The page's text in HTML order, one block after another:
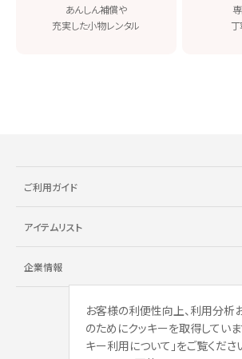
あんしん補償や
充実した小物レンタル
丁
ご利用ガイド
アイテムリスト
企業情報
お客様の利便性向上、利用分析
のためにクッキーを取得していま
キー利用について」をご覧くださ